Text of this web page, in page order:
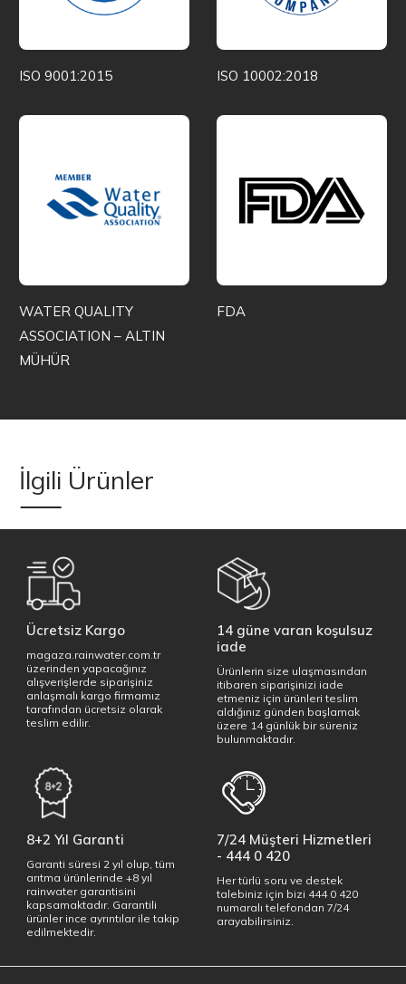
ISO 9001:2015 ISO 10002:2018
WATER QUALITY
ASSOCIATION – ALTIN
MÜHÜR
FDA
İlgili Ürünler
Ücretsiz Kargo
magaza.rainwater.com.tr
üzerinden yapacağınız
alışverişlerde siparişiniz
anlaşmalı kargo firmamız
tarafından ücretsiz olarak
teslim edilir.
14 güne varan koşulsuz
iade
Ürünlerin size ulaşmasından
itibaren siparişinizi iade
etmeniz için ürünleri teslim
aldığınız günden başlamak
üzere 14 günlük bir süreniz
bulunmaktadır.
8+2 Yıl Garanti
Garanti süresi 2 yıl olup, tüm
arıtma ürünlerinde +8 yıl
rainwater garantisini
kapsamaktadır. Garantili
ürünler ince ayrıntılar ile takip
edilmektedir.
7/24 Müşteri Hizmetleri
- 444 0 420
Her türlü soru ve destek
talebiniz için bizi 444 0 420
numaralı telefondan 7/24
arayabilirsiniz.